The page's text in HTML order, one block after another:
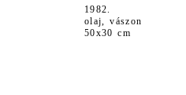
1982.
olaj, vászon
50x30 cm